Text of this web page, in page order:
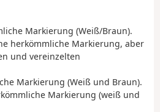
Markierung (Weiß/Braun).
herkömmliche Markierung, aber
und vereinzelten
Markierung (Weiß und Braun).
Markierung (weiß und